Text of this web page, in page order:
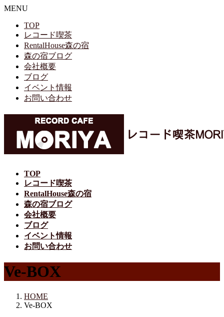
MENU
TOP
レコード喫茶
RentalHouse森の宿
森の宿ブログ
会社概要
ブログ
イベント情報
お問い合わせ
TOP
レコード喫茶
RentalHouse森の宿
森の宿ブログ
会社概要
ブログ
イベント情報
お問い合わせ
Ve-BOX
HOME
Ve-BOX